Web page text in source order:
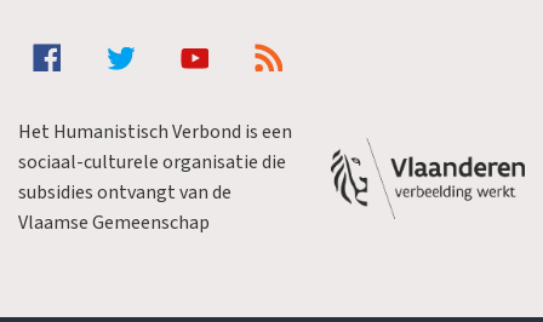
Het Humanistisch Verbond is een
sociaal-culturele organisatie die
subsidies ontvangt van de
Vlaamse Gemeenschap